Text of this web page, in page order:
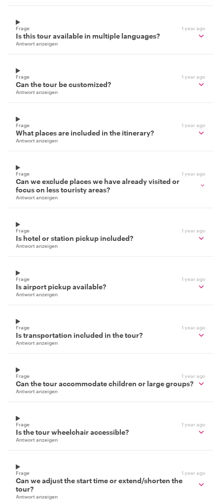
Frage 1 year ago
Is this tour available in multiple languages?
Antwort anzeigen
Frage 1 year ago
Can the tour be customized?
Antwort anzeigen
Frage 1 year ago
What places are included in the itinerary?
Antwort anzeigen
Frage 1 year ago
Can we exclude places we have already visited or
focus on less touristy areas?
Antwort anzeigen
Frage 1 year ago
Is hotel or station pickup included?
Antwort anzeigen
Frage 1 year ago
Is airport pickup available?
Antwort anzeigen
Frage 1 year ago
Is transportation included in the tour?
Antwort anzeigen
Frage 1 year ago
Can the tour accommodate children or large groups?
Antwort anzeigen
Frage 1 year ago
Is the tour wheelchair accessible?
Antwort anzeigen
Frage 1 year ago
Can we adjust the start time or extend/shorten the
tour?
Antwort anzeigen